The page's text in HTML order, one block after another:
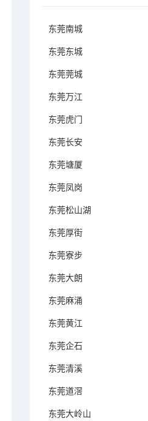
东莞南城
东莞东城
东莞莞城
东莞万江
东莞虎门
东莞长安
东莞塘厦
东莞凤岗
东莞松山湖
东莞厚街
东莞寮步
东莞大朗
东莞麻涌
东莞黄江
东莞企石
东莞清溪
东莞道滘
东莞大岭山